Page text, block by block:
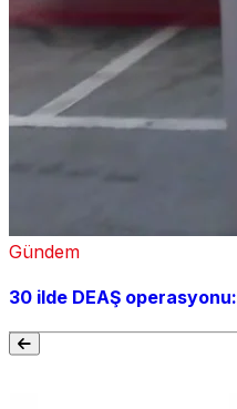
Gündem
30 ilde DEAŞ